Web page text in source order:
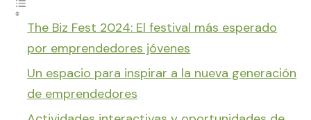
The Biz Fest 2024: El festival más esperado
por emprendedores jóvenes
Un espacio para inspirar a la nueva generación
de emprendedores